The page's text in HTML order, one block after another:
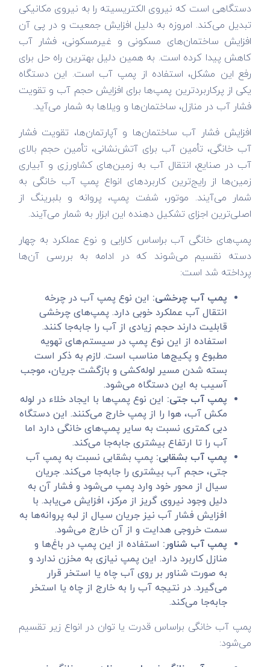
دستگاهی است که نیروی الکتریسیته را به نیروی مکانیکی
تبدیل می‌کند. امروزه به دلیل افزایش جمعیت و در پی آن
افزایش ساختمان‌های مسکونی و غیرمسکونی، فشار آب
کاهش پیدا کرده است. به همین دلیل بهترین راه حل برای
رفع این مشکل، استفاده از پمپ آب است. این دستگاه
یکی از پرکاربردترین پمپ‌ها برای افزایش حجم آب و تقویت
فشار آب در منازل، ساختمان‌ها و ویلاها به شمار می‌آید.
افزایش فشار آب ساختمان‌ها و آپارتمان‌ها، تقویت فشار
آب خانگی، تأمین آب برای آتش‌نشانی، تأمین حجم بالای
آب در صنایع، انتقال آب به زمین‌های کشاورزی و آبیاری
زمین‌ها از رایج‌ترین کاربردهای انواع پمپ آب خانگی به
شمار می‌آیند. موتور، شفت پمپ، پروانه و بلبرینگ از
اصلی‌ترین اجزای تشکیل دهنده این ابزار به شمار می‌آیند.
پمپ‌های خانگی آب براساس کارایی و نوع عملکرد به چهار
دسته نقسیم می‌شوند که در ادامه به بررسی آن‌ها
پرداخته شد است:
پمپ آب چرخشی: این نوع پمپ آب در چرخه
انتقال آب عملکرد خوبی دارد. پمپ‌های چرخشی
قابلیت دارند حجم زیادی از آب را جابه‌جا کنند.
استفاده از این نوع پمپ در سیستم‌های تهویه
مطبوع و پکیج‌ها مناسب است. لازم به ذکر است
بسته شدن مسیر لوله‌کشی و بازگشت جریان، موجب
آسیب به این دستگاه می‌شود.
پمپ آب جتی: این نوع پمپ‌ها با ایجاد خلاء در لوله
مکش آب، هوا را از پمپ خارج می‌کنند. این دستگاه
دبی کمتری نسبت به سایر پمپ‌های خانگی دارد اما
آب را تا ارتفاع بیشتری جابه‌جا می‌کند.
پمپ آب بشقابی: پمپ بشقابی نسبت به پمپ آب
جتی، حجم آب بیشتری را جابه‌جا می‌کند. جریان
سیال از محور خود وارد پمپ می‌شود و فشار آن به
دلیل وجود نیروی گریز از مرکز، افزایش می‌یابد. با
افزایش فشار آب نیز جریان سیال از لبه پروانه‌ها به
سمت خروجی هدایت و از آن خارج می‌شود.
پمپ آب شناور: استفاده از این پمپ در باغ‌ها و
منازل کاربرد دارد. این پمپ نیازی به مخزن ندارد و
به صورت شناور بر روی آب چاه یا استخر قرار
می‌گیرد. در نتیجه آب را به خارج از چاه یا استخر
جابه‌جا می‌کند.
پمپ آب خانگی براساس قدرت یا توان در انواع زیر تقسیم
می‌شود: